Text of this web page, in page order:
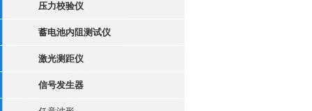
压力校验仪
蓄电池内阻测试仪
激光测距仪
信号发生器